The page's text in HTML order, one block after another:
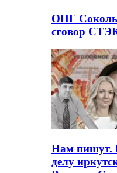
ОПГ
сговор
Нам пишут.
делу